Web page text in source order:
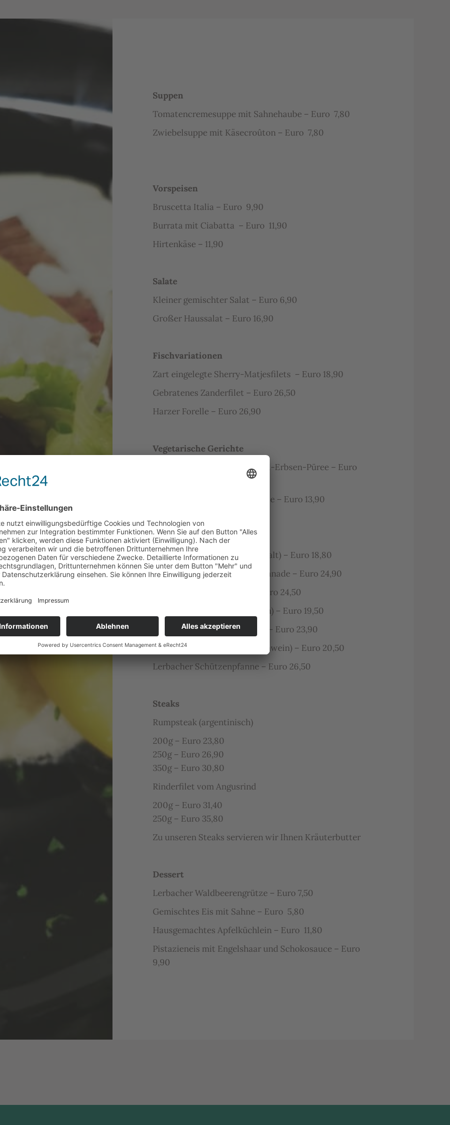
Suppen
Tomatencremesuppe mit Sahnehaube – Euro 7,80
Zwiebelsuppe mit Käsecroûton – Euro 7,80
Vorspeisen
Bruscetta Italia – Euro 9,90
Burrata mit Ciabatta – Euro 11,90
Hirtenkäse – 11,90
Salate
Kleiner gemischter Salat – Euro 6,90
Großer Haussalat – Euro 16,90
Fischvariationen
Zart eingelegte Sherry-Matjesfilets – Euro 18,90
Gebratenes Zanderfilet – Euro 26,50
Harzer Forelle – Euro 26,90
Vegetarische Gerichte
Rote Bete Puffer mit Kartoffel-Erbsen-Püree – Euro
Geschwenktes Pfannengemüse – Euro 13,90
Hauptgerichte
Rose gebratenes Roastbeef (kalt) – Euro 18,80
Hähnchenbrust in Pistazienpanade – Euro 24,90
Schweinefiletmedaillons – Euro 24,50
Jäger-Schnitzel (vom Schwein) – Euro 19,50
Wiener Schnitzel (vom Kalb) – Euro 23,90
Franzosen Schnitzel (vom Schwein) – Euro 20,50
Lerbacher Schützenpfanne – Euro 26,50
Steaks
Rumpsteak (argentinisch)
200g – Euro 23,80
250g – Euro 26,90
350g – Euro 30,80
Rinderfilet vom Angusrind
200g – Euro 31,40
250g – Euro 35,80
Zu unseren Steaks servieren wir Ihnen Kräuterbutter
Dessert
Lerbacher Waldbeerengrütze – Euro 7,50
Gemischtes Eis mit Sahne – Euro 5,80
Hausgemachtes Apfelküchlein – Euro 11,80
Pistazieneis mit Engelshaar und Schokosauce – Euro
9,90